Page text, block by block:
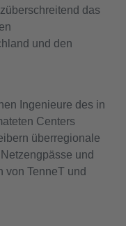
das
und den
Ingenieure des in
Centers
überregionale
und
von TenneT und